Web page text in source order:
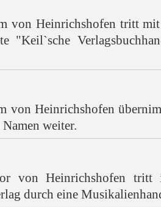
von Heinrichshofen tritt
"Keil`sche
von Heinrichshofen
weiter.
von Heinrichshofen
durch eine